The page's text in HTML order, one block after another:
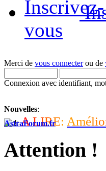
Merci de vous connecterou de
Connexion avec identifiant,
Nouvelles:
A LIRE: Amélio
AstraForum.fr
Attention !